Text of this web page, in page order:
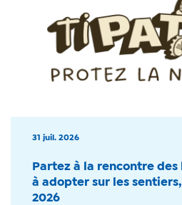
31 juil. 2026
Partez à la rencontre
à adopter sur les
2026